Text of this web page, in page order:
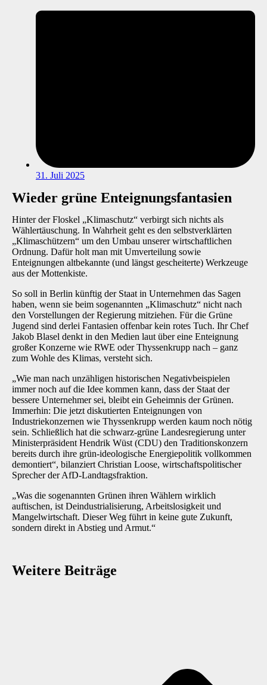
31. Juli 2025
Wieder grüne Enteignungsfantasien
Hinter der Floskel „Klimaschutz“ verbirgt sich nichts als
Wählertäuschung. In Wahrheit geht es den selbstverklärten
„Klimaschützern“ um den Umbau unserer wirtschaftlichen
Ordnung. Dafür holt man mit Umverteilung sowie
Enteignungen altbekannte (und längst gescheiterte) Werkzeuge
aus der Mottenkiste.
So soll in Berlin künftig der Staat in Unternehmen das Sagen
haben, wenn sie beim sogenannten „Klimaschutz“ nicht nach
den Vorstellungen der Regierung mitziehen. Für die Grüne
Jugend sind derlei Fantasien offenbar kein rotes Tuch. Ihr Chef
Jakob Blasel denkt in den Medien laut über eine Enteignung
großer Konzerne wie RWE oder Thyssenkrupp nach – ganz
zum Wohle des Klimas, versteht sich.
„Wie man nach unzähligen historischen Negativbeispielen
immer noch auf die Idee kommen kann, dass der Staat der
bessere Unternehmer sei, bleibt ein Geheimnis der Grünen.
Immerhin: Die jetzt diskutierten Enteignungen von
Industriekonzernen wie Thyssenkrupp werden kaum noch nötig
sein. Schließlich hat die schwarz-grüne Landesregierung unter
Ministerpräsident Hendrik Wüst (CDU) den Traditionskonzern
bereits durch ihre grün-ideologische Energiepolitik vollkommen
demontiert“, bilanziert Christian Loose, wirtschaftspolitischer
Sprecher der AfD-Landtagsfraktion.
„Was die sogenannten Grünen ihren Wählern wirklich
auftischen, ist Deindustrialisierung, Arbeitslosigkeit und
Mangelwirtschaft. Dieser Weg führt in keine gute Zukunft,
sondern direkt in Abstieg und Armut.“
Weitere Beiträge